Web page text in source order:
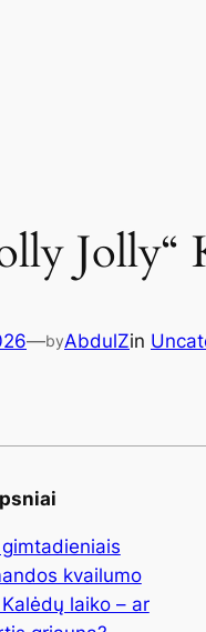
—byAbdulZin
kvailumo
laiko – ar